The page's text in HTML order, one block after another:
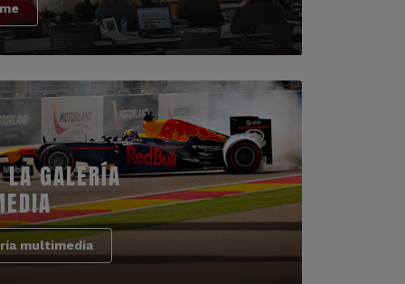
LA GALERÍA
multimedia